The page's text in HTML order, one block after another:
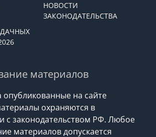
НОВОСТИ
ЗАКОНОДАТЕЛЬСТВА
материалов
опубликованные на сайте
охраняются в
с законодательством РФ. Любое
материалов допускается